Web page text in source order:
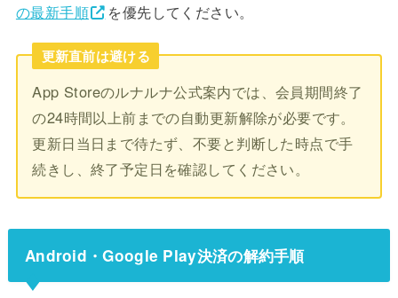
の最新手順 を優先してください。
更新直前は避ける
App Storeのルナルナ公式案内では、会員期間終了
の24時間以上前までの自動更新解除が必要です。
更新日当日まで待たず、不要と判断した時点で手
続きし、終了予定日を確認してください。
Android・Google Play決済の解約手順